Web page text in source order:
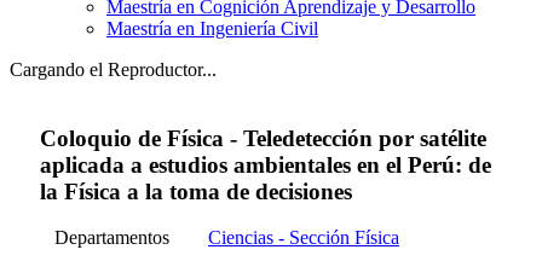
Maestría en Cognición Aprendizaje y Desarrollo
Maestría en Ingeniería Civil
Cargando el Reproductor...
Coloquio de Física - Teledetección por satélite
aplicada a estudios ambientales en el Perú: de
la Física a la toma de decisiones
Departamentos
Ciencias - Sección Física